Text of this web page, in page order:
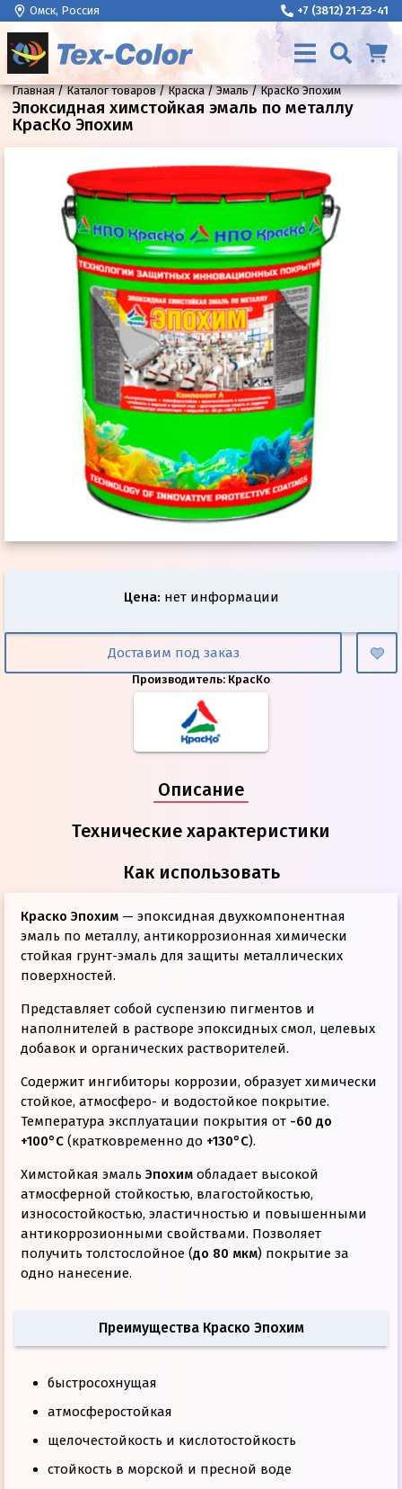
Омск, Россия +7 (3812) 21-23-41
Главная Каталог товаров Краска Эмаль КрасКо Эпохим
Эпоксидная химстойкая эмаль по металлу
КрасКо Эпохим
Цена: нет информации
Доставим под заказ
Производитель: КрасКо
Описание
Технические характеристики
Как использовать
Краско Эпохим— эпоксидная двухкомпонентная
эмаль по металлу, антикоррозионная химически
стойкая грунт-эмаль для защиты металлических
поверхностей.
Представляет собой суспензию пигментов и
наполнителей в растворе эпоксидных смол, целевых
добавок и органических растворителей.
Содержит ингибиторы коррозии, образует химически
стойкое, атмосферо- и водостойкое покрытие.
Температура эксплуатации покрытия от -60 до
+100°С(кратковременно до +130°С).
Химстойкая эмальЭпохимобладает высокой
атмосферной стойкостью, влагостойкостью,
износостойкостью, эластичностью и повышенными
антикоррозионными свойствами. Позволяет
получить толстослойное (до 80 мкм) покрытие за
одно нанесение.
Преимущества Краско Эпохим
быстросохнущая
атмосферостойкая
щелочестойкость и кислотостойкость
стойкость в морской и пресной воде